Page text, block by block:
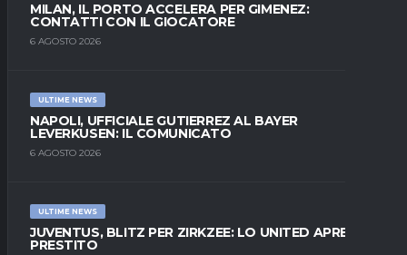
MILAN, IL PORTO ACCELERA PER GIMENEZ:
CONTATTI CON IL GIOCATORE
6 AGOSTO 2026
ULTIME NEWS
NAPOLI, UFFICIALE GUTIERREZ AL BAYER
LEVERKUSEN: IL COMUNICATO
6 AGOSTO 2026
ULTIME NEWS
JUVENTUS, BLITZ PER ZIRKZEE: LO UNITED APRE AL
PRESTITO